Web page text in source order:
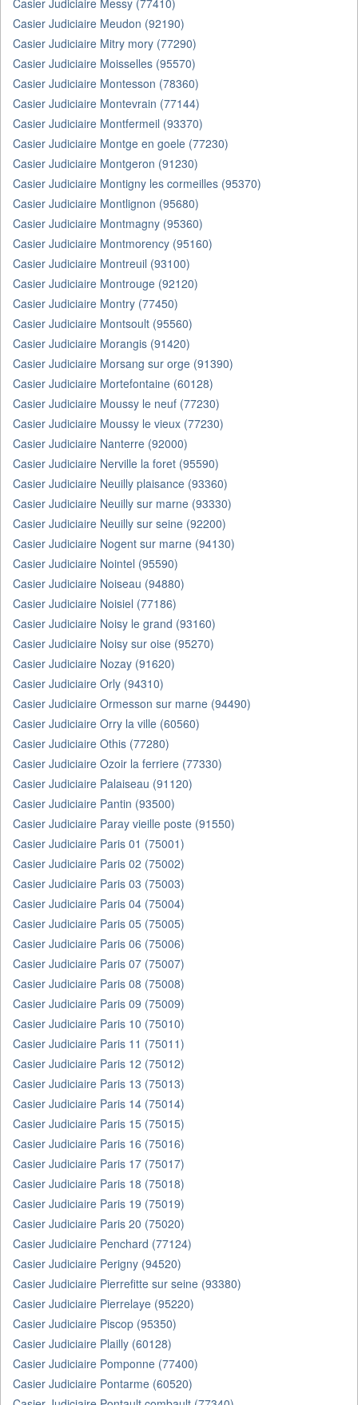
Casier Judiciaire Messy (77410)
Casier Judiciaire Meudon (92190)
Casier Judiciaire Mitry mory (77290)
Casier Judiciaire Moisselles (95570)
Casier Judiciaire Montesson (78360)
Casier Judiciaire Montevrain (77144)
Casier Judiciaire Montfermeil (93370)
Casier Judiciaire Montge en goele (77230)
Casier Judiciaire Montgeron (91230)
Casier Judiciaire Montigny les cormeilles (95370)
Casier Judiciaire Montlignon (95680)
Casier Judiciaire Montmagny (95360)
Casier Judiciaire Montmorency (95160)
Casier Judiciaire Montreuil (93100)
Casier Judiciaire Montrouge (92120)
Casier Judiciaire Montry (77450)
Casier Judiciaire Montsoult (95560)
Casier Judiciaire Morangis (91420)
Casier Judiciaire Morsang sur orge (91390)
Casier Judiciaire Mortefontaine (60128)
Casier Judiciaire Moussy le neuf (77230)
Casier Judiciaire Moussy le vieux (77230)
Casier Judiciaire Nanterre (92000)
Casier Judiciaire Nerville la foret (95590)
Casier Judiciaire Neuilly plaisance (93360)
Casier Judiciaire Neuilly sur marne (93330)
Casier Judiciaire Neuilly sur seine (92200)
Casier Judiciaire Nogent sur marne (94130)
Casier Judiciaire Nointel (95590)
Casier Judiciaire Noiseau (94880)
Casier Judiciaire Noisiel (77186)
Casier Judiciaire Noisy le grand (93160)
Casier Judiciaire Noisy sur oise (95270)
Casier Judiciaire Nozay (91620)
Casier Judiciaire Orly (94310)
Casier Judiciaire Ormesson sur marne (94490)
Casier Judiciaire Orry la ville (60560)
Casier Judiciaire Othis (77280)
Casier Judiciaire Ozoir la ferriere (77330)
Casier Judiciaire Palaiseau (91120)
Casier Judiciaire Pantin (93500)
Casier Judiciaire Paray vieille poste (91550)
Casier Judiciaire Paris 01 (75001)
Casier Judiciaire Paris 02 (75002)
Casier Judiciaire Paris 03 (75003)
Casier Judiciaire Paris 04 (75004)
Casier Judiciaire Paris 05 (75005)
Casier Judiciaire Paris 06 (75006)
Casier Judiciaire Paris 07 (75007)
Casier Judiciaire Paris 08 (75008)
Casier Judiciaire Paris 09 (75009)
Casier Judiciaire Paris 10 (75010)
Casier Judiciaire Paris 11 (75011)
Casier Judiciaire Paris 12 (75012)
Casier Judiciaire Paris 13 (75013)
Casier Judiciaire Paris 14 (75014)
Casier Judiciaire Paris 15 (75015)
Casier Judiciaire Paris 16 (75016)
Casier Judiciaire Paris 17 (75017)
Casier Judiciaire Paris 18 (75018)
Casier Judiciaire Paris 19 (75019)
Casier Judiciaire Paris 20 (75020)
Casier Judiciaire Penchard (77124)
Casier Judiciaire Perigny (94520)
Casier Judiciaire Pierrefitte sur seine (93380)
Casier Judiciaire Pierrelaye (95220)
Casier Judiciaire Piscop (95350)
Casier Judiciaire Plailly (60128)
Casier Judiciaire Pomponne (77400)
Casier Judiciaire Pontarme (60520)